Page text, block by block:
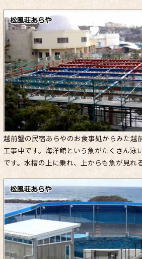
越前蟹の民宿あらやのお食事処からみた越
工事中です。海洋館という魚がたくさん泳
です。水槽の上に乗れ、上からも魚が見れ